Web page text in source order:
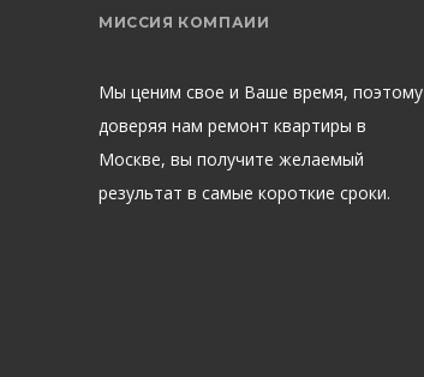
МИССИЯ КОМПАИИ
Мы ценим свое и Ваше время, поэтому
доверяя нам ремонт квартиры в
Москве, вы получите желаемый
результат в самые короткие сроки.